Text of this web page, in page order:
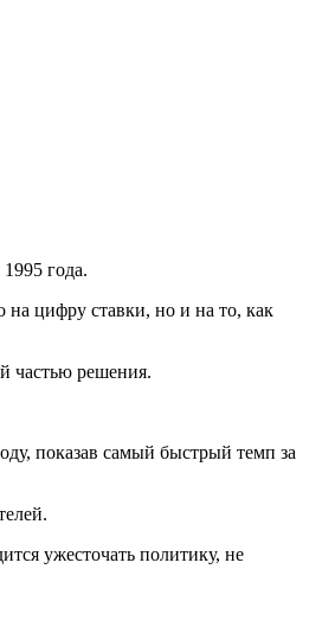
года.
на цифру ставки, но и на то, как
частью решения.
показав самый быстрый темп за
ужесточать политику, не